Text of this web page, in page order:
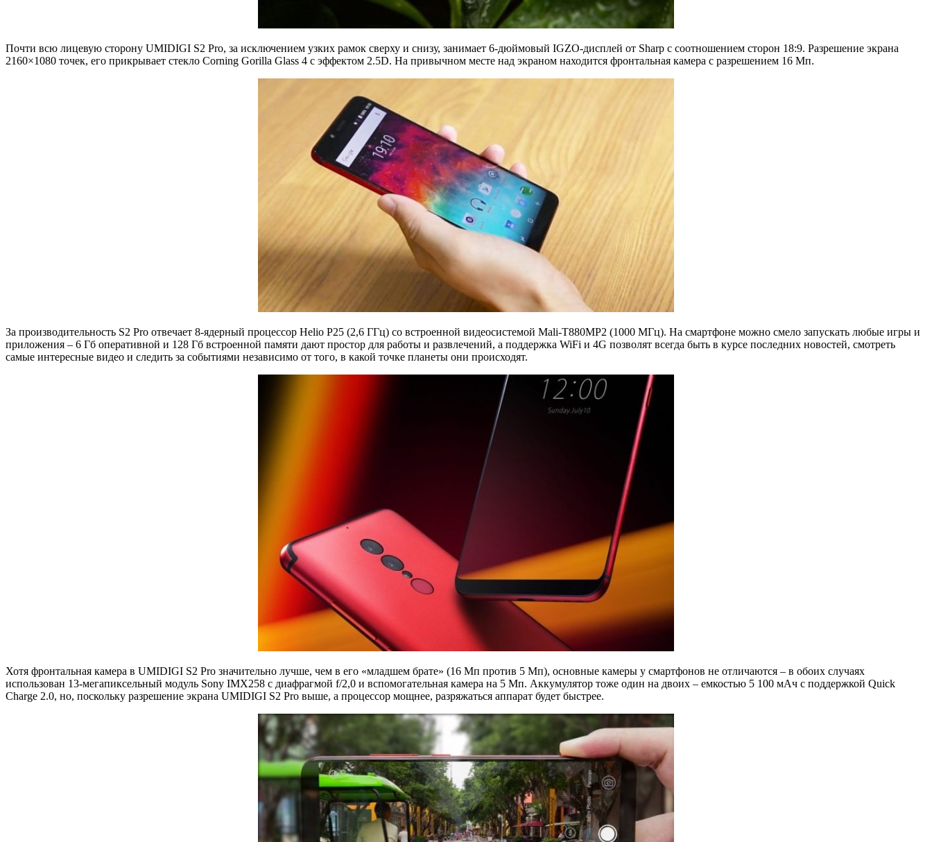
Почти всю лицевую сторону UMIDIGI S2 Pro, за исключением узких рамок сверху и снизу, занимает 6-дюймовый IGZO-дисплей от Sharp с соотношением сторон 18:9. Разрешение экрана
2160×1080 точек, его прикрывает стекло Corning Gorilla Glass 4 с эффектом 2.5D. На привычном месте над экраном находится фронтальная камера с разрешением 16 Мп.
За производительность S2 Pro отвечает 8-ядерный процессор Helio P25 (2,6 ГГц) со встроенной видеосистемой Mali-T880MP2 (1000 МГц). На смартфоне можно смело запускать любые игры и
приложения – 6 Гб оперативной и 128 Гб встроенной памяти дают простор для работы и развлечений, а поддержка WiFi и 4G позволят всегда быть в курсе последних новостей, смотреть
самые интересные видео и следить за событиями независимо от того, в какой точке планеты они происходят.
Хотя фронтальная камера в UMIDIGI S2 Pro значительно лучше, чем в его «младшем брате» (16 Мп против 5 Мп), основные камеры у смартфонов не отличаются – в обоих случаях
использован 13-мегапиксельный модуль Sony IMX258 с диафрагмой f/2,0 и вспомогательная камера на 5 Мп. Аккумулятор тоже один на двоих – емкостью 5 100 мАч с поддержкой Quick
Charge 2.0, но, поскольку разрешение экрана UMIDIGI S2 Pro выше, а процессор мощнее, разряжаться аппарат будет быстрее.